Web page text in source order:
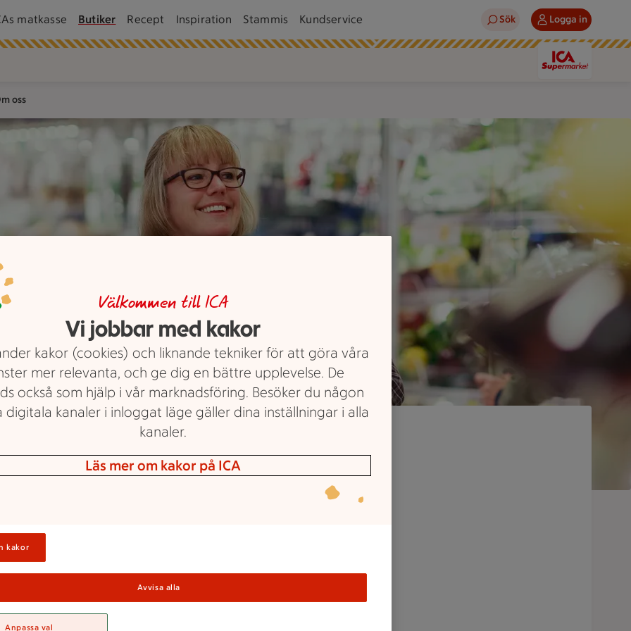
matkasse Butiker Recept Inspiration Stammis Kundservice Sök Logga in
oss
ICA Supermarket
City, Uppsala
City, Uppsala är din butik på hemmaplan
till maten, trakten och alla som bor här alltid
Vi gör det enkelt för dig att handla alla
Välkommen till ICA
Vi jobbar med kakor
kakor (cookies) och liknande tekniker för att göra våra
mer relevanta, och ge dig en bättre upplevelse. De
också som hjälp i vår marknadsföring. Besöker du någon
digitala kanaler i inloggat läge gäller dina inställningar i alla
kanaler.
Läs mer om kakor på ICA
kakor
Avvisa alla
Anpassa val